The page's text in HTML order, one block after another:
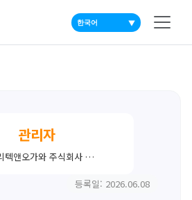
▼
관리자
텍앤오가와 주식회사 …
등록일: 2026.06.08